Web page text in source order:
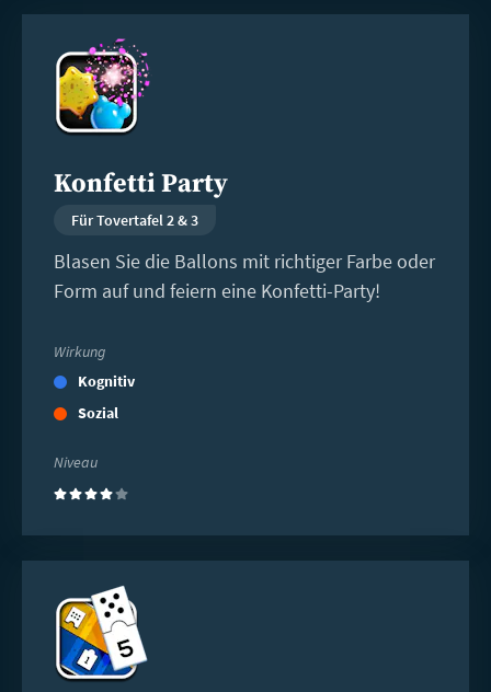
Konfetti Party
Für Tovertafel 2 & 3
Blasen Sie die Ballons mit richtiger Farbe oder
Form auf und feiern eine Konfetti-Party!
Wirkung
Kognitiv
Sozial
Niveau
(4)